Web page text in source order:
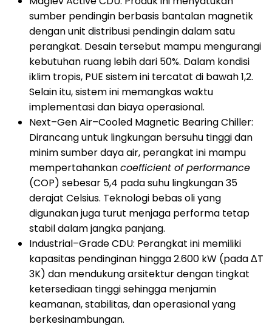
sumber pendingin berbasis bantalan magnetik
dengan unit distribusi pendingin dalam satu
perangkat. Desain tersebut mampu mengurangi
kebutuhan ruang lebih dari 50%. Dalam kondisi
iklim tropis, PUE sistem ini tercatat di bawah 1,2.
Selain itu, sistem ini memangkas waktu
implementasi dan biaya operasional.
Next–Gen Air–Cooled Magnetic Bearing Chiller:
Dirancang untuk lingkungan bersuhu tinggi dan
minim sumber daya air, perangkat ini mampu
mempertahankancoefficient of performance
(COP) sebesar 5,4 pada suhu lingkungan 35
derajat Celsius. Teknologi bebas oli yang
digunakan juga turut menjaga performa tetap
stabil dalam jangka panjang.
Industrial–Grade CDU: Perangkat ini memiliki
kapasitas pendinginan hingga 2.600 kW (pada ΔT
3K) dan mendukung arsitektur dengan tingkat
ketersediaan tinggi sehingga menjamin
keamanan, stabilitas, dan operasional yang
berkesinambungan.